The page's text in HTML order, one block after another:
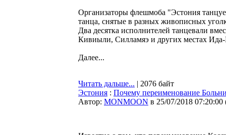
Организаторы флешмоба "Эстония
танца, снятые в разных живописных
Два десятка исполнителей танцевали
Кивиыли, Силламяэ и других местах
Далее...
Читать дальше... | 2076 байт
Эстония : Почему переименование
Автор: MONMOON в 25/07/2018 07:20:00